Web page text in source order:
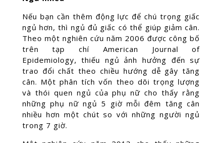
Nếu bạn cần thêm động lực để chú trọng giấc
ngủ hơn, thì ngủ đủ giấc có thể giúp giảm cân.
Theo một nghiên cứu năm 2006 được công bố
trên tạp chí American Journal of
Epidemiology, thiếu ngủ ảnh hưởng đến sự
trao đổi chất theo chiều hướng dễ gây tăng
cân. Một phân tích vốn theo dõi trọng lượng
và thói quen ngủ của phụ nữ cho thấy rằng
những phụ nữ ngủ 5 giờ mỗi đêm tăng cân
nhiều hơn một chút so với những người ngủ
trong 7 giờ.